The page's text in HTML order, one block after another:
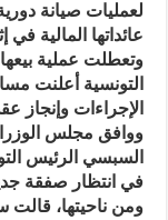
لعمليات صيانة
عائداتها المالية في
وتعطلت عملية
التونسية أعلنت
الإجراءات وإنجاز
ووافق مجلس
السبسي الرئيس
في انتظار صفقة
ومن ناحيتها، قالت